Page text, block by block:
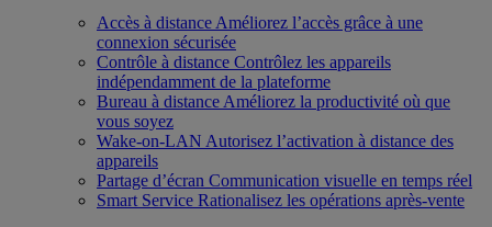
Accès à distance Améliorez l’accès grâce à une
connexion sécurisée
Contrôle à distance Contrôlez les appareils
indépendamment de la plateforme
Bureau à distance Améliorez la productivité où que
vous soyez
Wake-on-LAN Autorisez l’activation à distance des
appareils
Partage d’écran Communication visuelle en temps réel
Smart Service Rationalisez les opérations après-vente